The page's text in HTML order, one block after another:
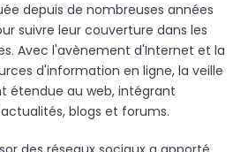
depuis de nombreuses années
suivre leur couverture dans les
Avec l'avènement d'Internet et la
d'information en ligne, la veille
étendue au web, intégrant
blogs et forums.